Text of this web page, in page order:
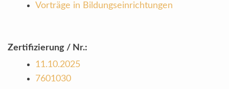
Vorträge in Bildungseinrichtungen
Zertifizierung / Nr.:
11.10.2025
7601030